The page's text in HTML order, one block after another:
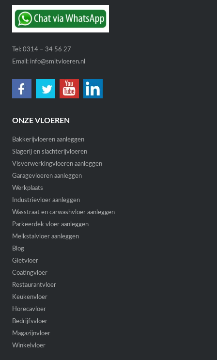
Tel: 0314 – 34 56 27
Email: info@smitvloeren.nl
ONZE VLOEREN
Bakkerijvloeren aanleggen
Slagerij en slachterijvloeren
Visverwerkingvloeren aanleggen
Garagevloeren aanleggen
Werkplaats
Industrievloer aanleggen
Wasstraat en carwashvloer aanleggen
Parkeerdek vloer aanleggen
Melkstalvloer aanleggen
Blog
Gietvloer
Coatingvloer
Restaurantvloer
Keukenvloer
Horecavloer
Bedrijfsvloer
Magazijnvloer
Winkelvloer